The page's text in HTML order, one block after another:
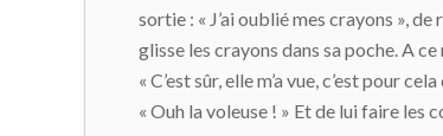
sortie : « J’ai oublié mes crayons »,
glisse les crayons dans sa poche. A
« C’est sûr, elle m’a vue, c’est pour
« Ouh la voleuse ! » Et de lui faire les